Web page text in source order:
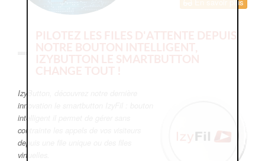
PILOTEZ LES FILES D'ATTENTE DEPUIS
NOTRE BOUTON INTELLIGENT,
IZYBUTTON LE SMARTBUTTON
CHANGE TOUT !
IzyButton, découvrez notre dernière
innovation le smartbutton IzyFil : bouton
intelligent il permet de gérer sans
contrainte les appels de vos visiteurs
depuis une file unique ou des files
virtuelles.